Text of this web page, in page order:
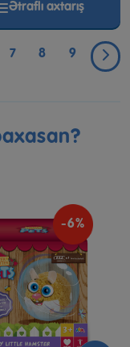
Ətraflı axtarış
7 8 9
-6%